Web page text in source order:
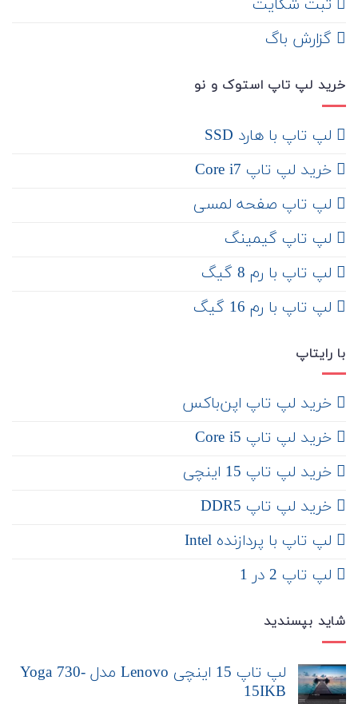
ثبت شکایت
‌ گزارش باگ
خرید لپ تاپ استوک و نو
لپ تاپ با هارد SSD
خرید لپ تاپ Core i7
لپ تاپ صفحه لمسی
لپ تاپ گیمینگ
لپ تاپ با رم 8 گیگ
لپ تاپ با رم 16 گیگ
با رایتاپ
‌ خرید لپ تاپ اپن‌باکس
خرید لپ تاپ Core i5
‌‌ خرید لپ تاپ 15 اینچی
خرید لپ تاپ DDR5
لپ تاپ با پردازنده Intel
لپ تاپ 2 در 1
شاید بپسندید
لپ تاپ 15 اینچی Lenovo مدل Yoga 730-
15IKB